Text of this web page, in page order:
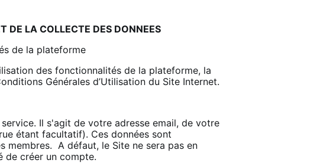
DE LA COLLECTE DES DONNEES
de la plateforme
des fonctionnalités de la plateforme, la
Générales d’Utilisation du Site Internet.
Il s'agit de votre adresse email, de votre
étant facultatif). Ces données sont
membres. A défaut, le Site ne sera pas en
de créer un compte.